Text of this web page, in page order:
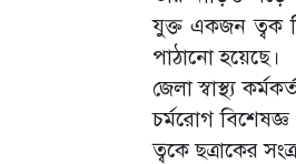
যুক্ত একজন ত্বক
পাঠানো হয়েছে।
জেলা স্বাস্থ্য
চর্মরোগ
ত্বকে ছত্রাকের